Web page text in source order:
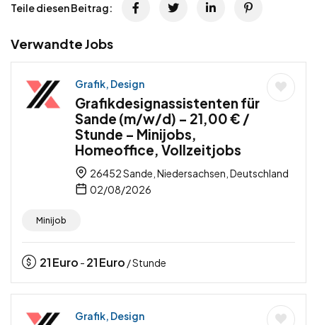
Teile diesen Beitrag:
Verwandte Jobs
Grafik, Design
Grafikdesignassistenten für
Sande (m/w/d) – 21,00 € /
Stunde – Minijobs,
Homeoffice, Vollzeitjobs
26452 Sande, Niedersachsen, Deutschland
02/08/2026
Minijob
21Euro - 21Euro / Stunde
Grafik, Design